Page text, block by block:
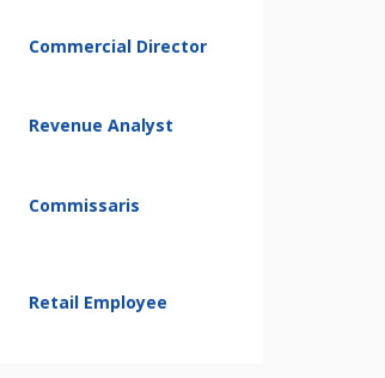
Commercial Director
Revenue Analyst
Commissaris
Retail Employee